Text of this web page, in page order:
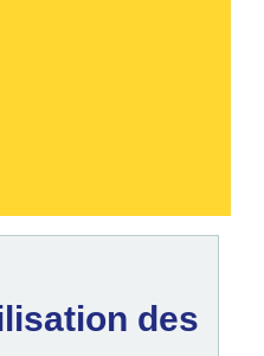
des